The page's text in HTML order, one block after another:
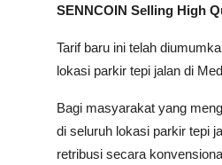
SENNCOIN Selling High
Tarif baru ini telah
lokasi parkir tepi jalan di
Bagi masyarakat yang
di seluruh lokasi parkir tepi
retribusi secara